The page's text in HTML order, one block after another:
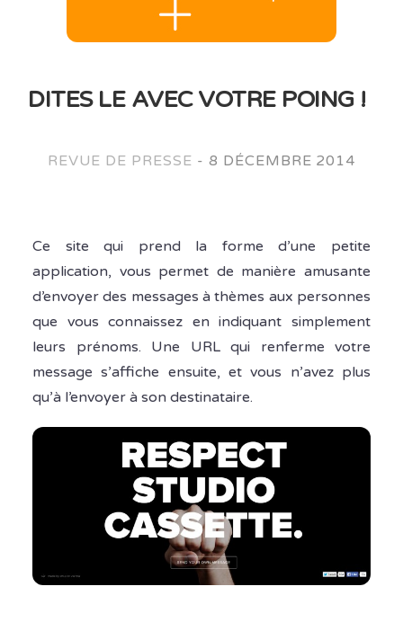
DITES LE AVEC VOTRE POING !
REVUE DE PRESSE - 8 DÉCEMBRE 2014
Ce site qui prend la forme d’une petite
application, vous permet de manière amusante
d’envoyer des messages à thèmes aux personnes
que vous connaissez en indiquant simplement
leurs prénoms. Une URL qui renferme votre
message s’affiche ensuite, et vous n’avez plus
qu’à l’envoyer à son destinataire.